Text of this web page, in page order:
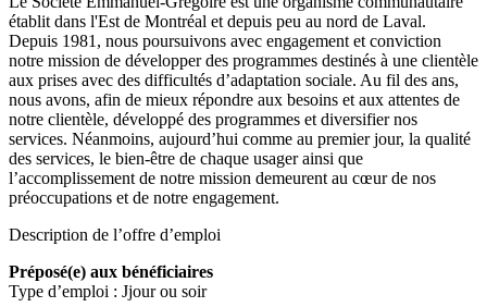
établit dans l'Est de Montréal et depuis peu au nord de Laval.
Depuis 1981, nous poursuivons avec engagement et conviction
notre mission de développer des programmes destinés à une clientèle
aux prises avec des difficultés d’adaptation sociale. Au fil des ans,
nous avons, afin de mieux répondre aux besoins et aux attentes de
notre clientèle, développé des programmes et diversifier nos
services. Néanmoins, aujourd’hui comme au premier jour, la qualité
des services, le bien-être de chaque usager ainsi que
l’accomplissement de notre mission demeurent au cœur de nos
préoccupations et de notre engagement.
Description de l’offre d’emploi
Préposé(e) aux bénéficiaires
Type d’emploi : Jjour ou soir